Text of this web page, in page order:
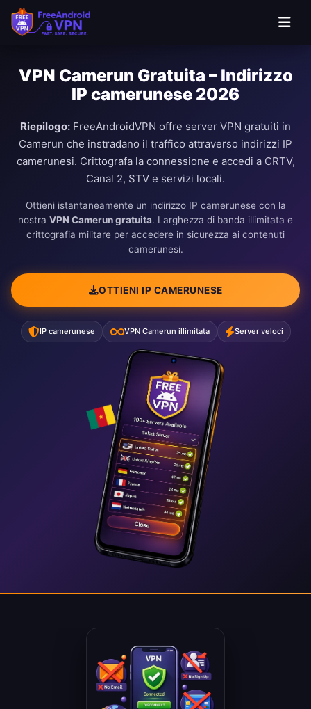
VPN Camerun Gratuita – Indirizzo
IP camerunese 2026
Riepilogo: FreeAndroidVPN offre server VPN gratuiti in
Camerun che instradano il traffico attraverso indirizzi IP
camerunesi. Crittografa la connessione e accedi a CRTV,
Canal 2, STV e servizi locali.
Ottieni istantaneamente un indirizzo IP camerunese con la
nostra VPN Camerun gratuita. Larghezza di banda illimitata e
crittografia militare per accedere in sicurezza ai contenuti
camerunesi.
OTTIENI IP CAMERUNESE
IP camerunese VPN Camerun illimitata Server veloci